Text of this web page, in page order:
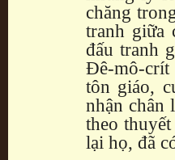
chăng
tranh giữa
đấu tranh
Đê-mô-crít
tôn giáo,
nhận chân
theo
lại họ, đã